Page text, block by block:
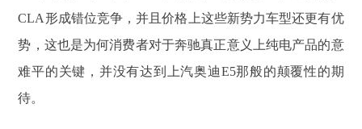
CLA形成错位竞争，并且价格上这些新势力车型还更有优
势，这也是为何消费者对于奔驰真正意义上纯电产品的意
难平的关键，并没有达到上汽奥迪E5那般的颠覆性的期
待。